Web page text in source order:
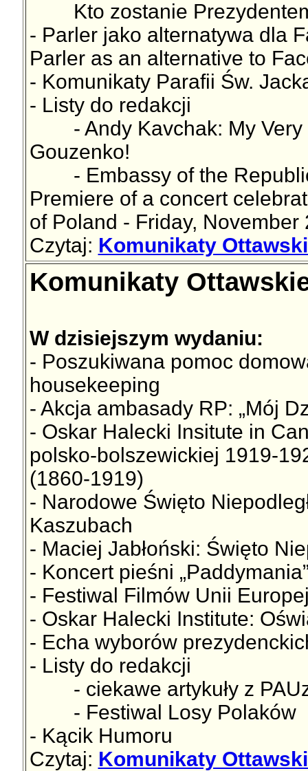
Kto zostanie
- Parler jako alternatywa dla
Parler as an alternative to
- Komunikaty Parafii Św.
- Listy do redakcji
- Andy Kavchak: My Very
Gouzenko!
- Embassy of the Republic
Premiere of a concert
of Poland - Friday, November
Czytaj: Komunikaty
Komunikaty
W dzisiejszym wydaniu:
- Poszukiwana pomoc
housekeeping
- Akcja ambasady RP: „Mój
- Oskar Halecki Insitute in
polsko-bolszewickiej 1919-
(1860-1919)
- Narodowe Święto
Kaszubach
- Maciej Jabłoński: Święto
- Koncert pieśni
- Festiwal Filmów Unii
- Oskar Halecki Institute:
- Echa wyborów
- Listy do redakcji
- ciekawe artykuły z
- Festiwal Losy Polaków
- Kącik Humoru
Czytaj: Komunikaty